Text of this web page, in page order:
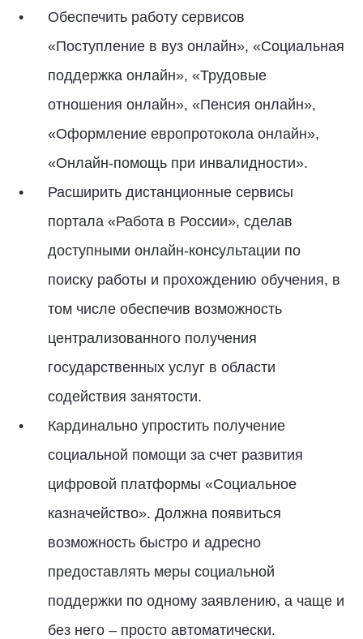
Обеспечить работу сервисов
«Поступление в вуз онлайн», «Социальная
поддержка онлайн», «Трудовые
отношения онлайн», «Пенсия онлайн»,
«Оформление европротокола онлайн»,
«Онлайн-помощь при инвалидности».
Расширить дистанционные сервисы
портала «Работа в России», сделав
доступными онлайн-консультации по
поиску работы и прохождению обучения, в
том числе обеспечив возможность
централизованного получения
государственных услуг в области
содействия занятости.
Кардинально упростить получение
социальной помощи за счет развития
цифровой платформы «Социальное
казначейство». Должна появиться
возможность быстро и адресно
предоставлять меры социальной
поддержки по одному заявлению, а чаще и
без него – просто автоматически.